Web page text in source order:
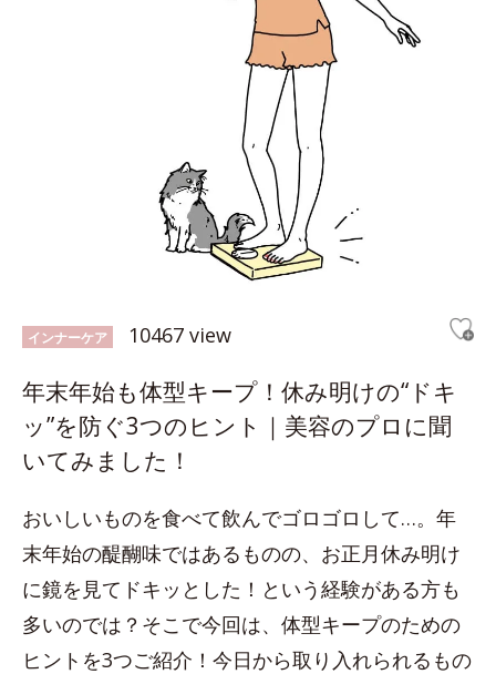
インナーケア 10467 view
年末年始も体型キープ！休み明けの“ドキ
ッ”を防ぐ3つのヒント｜美容のプロに聞
いてみました！
おいしいものを食べて飲んでゴロゴロして…。年
末年始の醍醐味ではあるものの、お正月休み明け
に鏡を見てドキッとした！という経験がある方も
多いのでは？そこで今回は、体型キープのための
ヒントを3つご紹介！今日から取り入れられるもの